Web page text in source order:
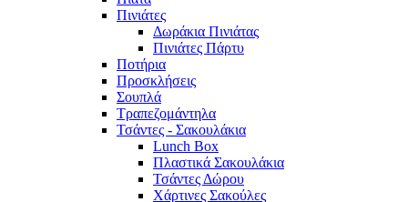
Πινιάτες
Δωράκια Πινιάτας
Πινιάτες Πάρτυ
Ποτήρια
Προσκλήσεις
Σουπλά
Τραπεζομάντηλα
Τσάντες - Σακουλάκια
Lunch Box
Πλαστικά Σακουλάκια
Τσάντες Δώρου
Χάρτινες Σακούλες